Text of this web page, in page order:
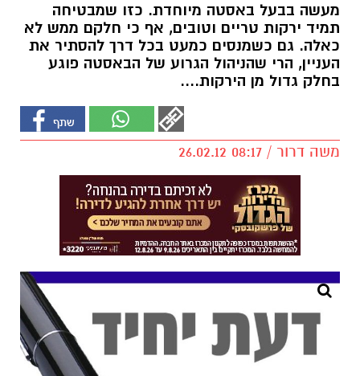
מעשה בבעל באסטה מיוחדת. כזו שמבטיחה
תמיד ירקות טריים וטובים, אף כי חלקם ממש לא
כאלה. גם כשמנסים כמעט בכל דרך להסתיר את
העניין, הרי שהניהול הגרוע של הבאסטה פוגע
בחלק גדול מן הירקות....
משה דרור / 08:17 26.02.12